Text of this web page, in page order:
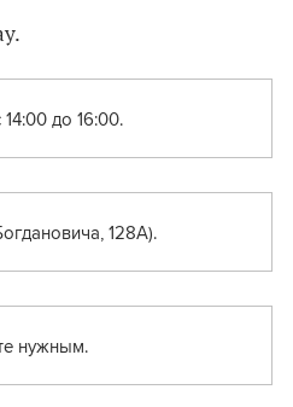
до 16:00.
128А).
нужным.